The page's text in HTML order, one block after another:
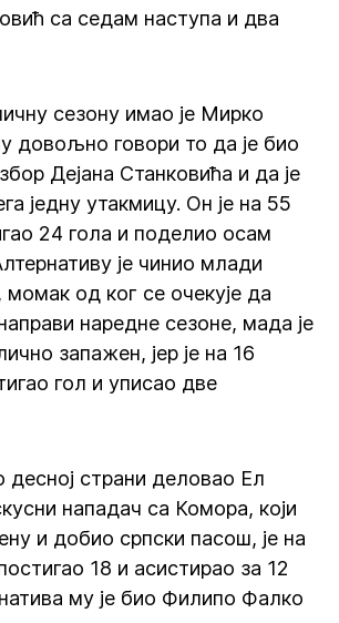
са седам наступа и два
сезону имао је Мирко
довољно говори то да је био
Дејана Станковића и да је
једну утакмицу. Он је на 55
24 гола и поделио осам
је чинио млади
момак од ког се очекује да
наредне сезоне, мада је
запажен, јер је на 16
гол и уписао две
десној страни деловао Ел
нападач са Комора, који
и добио српски пасош, је на
18 и асистирао за 12
му је био Филипо Фалко